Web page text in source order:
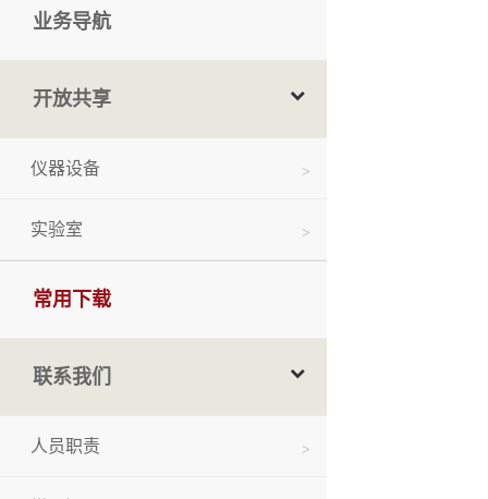
业务导航
开放共享
仪器设备
实验室
常用下载
联系我们
人员职责